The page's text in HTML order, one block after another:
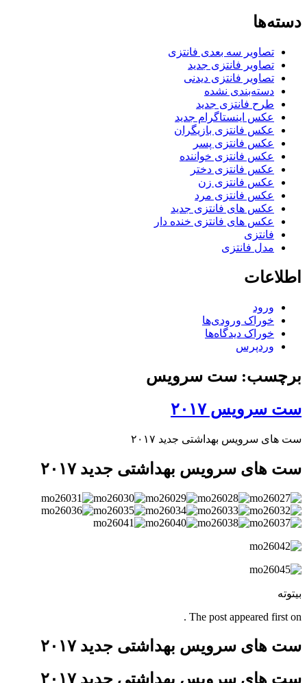
دسته‌ها
تصاویر سه بعدی فانتزی
تصاویر فانتزی جدید
تصاویر فانتزی دیدنی
دسته‌بندی نشده
طرح فانتزی جدید
عکس اینستاگرام جدید
عکس فانتزی بازیگران
عکس فانتزی پسر
عکس فانتزی خواننده
عکس فانتزی دختر
عکس فانتزی زن
عکس فانتزی مرد
عکس های فانتزی جدید
عکس های فانتزی خنده دار
فانتزی
مدل فانتزی
اطلاعات
ورود
خوراک ورودی‌ها
خوراک دیدگاه‌ها
وردپرس
برچسب: ست سرویس
ست سرویس ۲۰۱۷
ست های سرویس بهداشتی جدید ۲۰۱۷
ست های سرویس بهداشتی جدید ۲۰۱۷
بیتوته
The post appeared first on .
ست های سرویس بهداشتی جدید ۲۰۱۷
ست های سرویس بهداشتی جدید ۲۰۱۷